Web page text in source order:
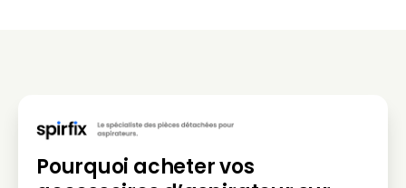
Pourquoi acheter vos